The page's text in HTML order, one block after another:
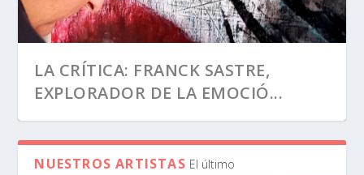
LA CRÍTICA: FRANCK SASTRE,
EXPLORADOR DE LA EMOCIÓ...
NUESTROS ARTISTAS El último